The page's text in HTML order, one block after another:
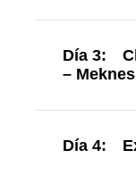
Día 3:
–
Día 4: